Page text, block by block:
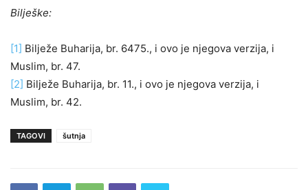
Bilješke:
[1] Bilježe Buharija, br. 6475., i ovo je njegova verzija, i
Muslim, br. 47.
[2] Bilježe Buharija, br. 11., i ovo je njegova verzija, i
Muslim, br. 42.
TAGOVI šutnja